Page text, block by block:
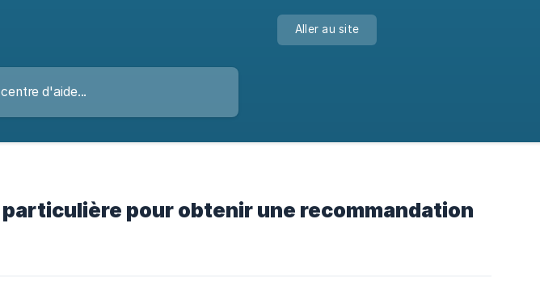
Aller au site
pour obtenir une recommandation